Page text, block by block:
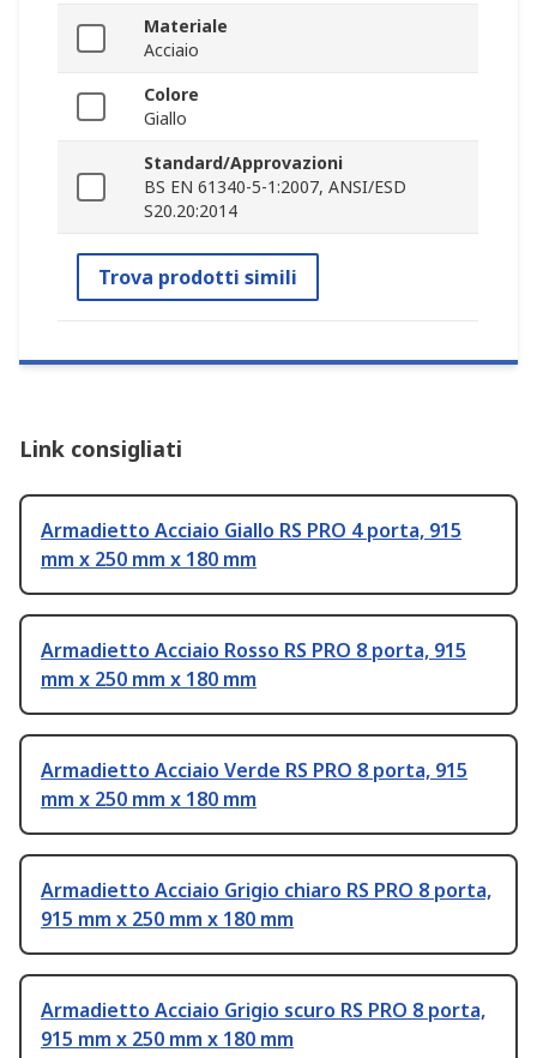
Materiale
Acciaio
Colore
Giallo
Standard/Approvazioni
BS EN 61340-5-1:2007, ANSI/ESD
S20.20:2014
Trova prodotti simili
Link consigliati
Armadietto Acciaio Giallo RS PRO 4 porta, 915
mm x 250 mm x 180 mm
Armadietto Acciaio Rosso RS PRO 8 porta, 915
mm x 250 mm x 180 mm
Armadietto Acciaio Verde RS PRO 8 porta, 915
mm x 250 mm x 180 mm
Armadietto Acciaio Grigio chiaro RS PRO 8 porta,
915 mm x 250 mm x 180 mm
Armadietto Acciaio Grigio scuro RS PRO 8 porta,
915 mm x 250 mm x 180 mm